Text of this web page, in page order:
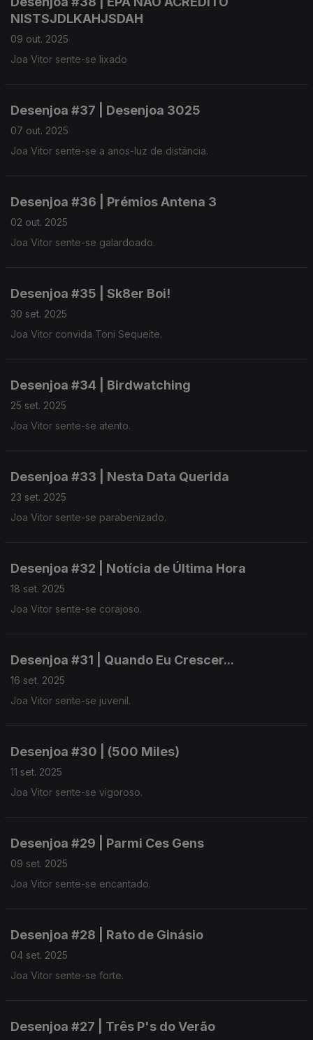
NISTSJDLKAHJSDAH
09 out. 2025
Joa Vitor sente-se lixado
Desenjoa #37 | Desenjoa 3025
07 out. 2025
Joa Vitor sente-se a anos-luz de distância.
Desenjoa #36 | Prémios Antena 3
02 out. 2025
Joa Vitor sente-se galardoado.
Desenjoa #35 | Sk8er Boi!
30 set. 2025
Joa Vitor convida Toni Sequeite.
Desenjoa #34 | Birdwatching
25 set. 2025
Joa Vitor sente-se atento.
Desenjoa #33 | Nesta Data Querida
23 set. 2025
Joa Vitor sente-se parabenizado.
Desenjoa #32 | Notícia de Última Hora
18 set. 2025
Joa Vitor sente-se corajoso.
Desenjoa #31 | Quando Eu Crescer...
16 set. 2025
Joa Vitor sente-se juvenil.
Desenjoa #30 | (500 Miles)
11 set. 2025
Joa Vitor sente-se vigoroso.
Desenjoa #29 | Parmi Ces Gens
09 set. 2025
Joa Vitor sente-se encantado.
Desenjoa #28 | Rato de Ginásio
04 set. 2025
Joa Vitor sente-se forte.
Desenjoa #27 | Três P's do Verão